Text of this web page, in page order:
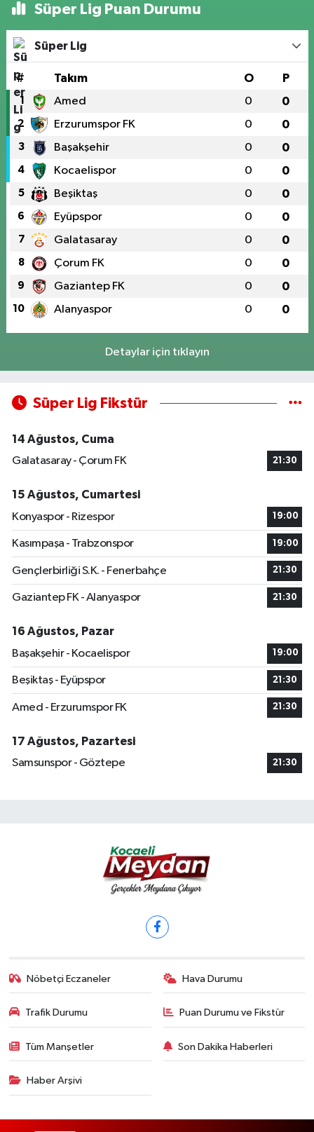
Süper Lig Puan Durumu
Süper Lig
# Takım O P
1 Amed 0 0
2 Erzurumspor FK 0 0
3 Başakşehir 0 0
4 Kocaelispor 0 0
5 Beşiktaş 0 0
6 Eyüpspor 0 0
7 Galatasaray 0 0
8 Çorum FK 0 0
9 Gaziantep FK 0 0
10 Alanyaspor 0 0
Detaylar için tıklayın
Süper Lig Fikstür
14 Ağustos, Cuma
Galatasaray - Çorum FK
21:30
15 Ağustos, Cumartesi
Konyaspor - Rizespor
19:00
Kasımpaşa - Trabzonspor 19:00
Gençlerbirliği S.K. - Fenerbahçe 21:30
Gaziantep FK - Alanyaspor 21:30
16 Ağustos, Pazar
Başakşehir - Kocaelispor
19:00
Beşiktaş - Eyüpspor 21:30
Amed - Erzurumspor FK 21:30
17 Ağustos, Pazartesi
Samsunspor - Göztepe
21:30
Nöbetçi Eczaneler Hava Durumu
Trafik Durumu Puan Durumu ve Fikstür
Tüm Manşetler Son Dakika Haberleri
Haber Arşivi